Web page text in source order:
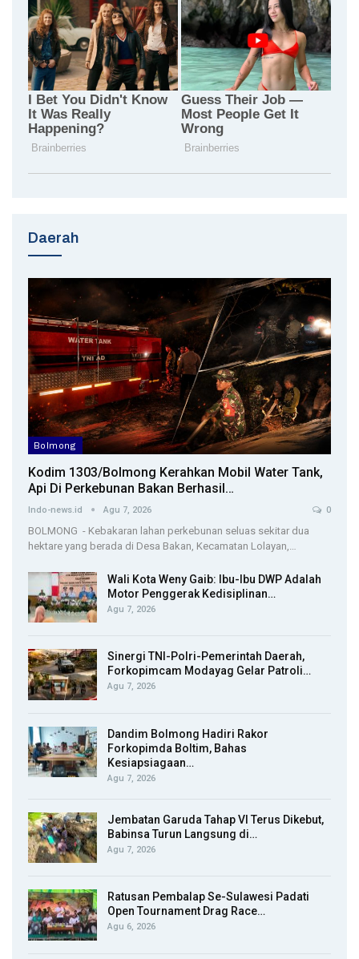
Daerah
Bolmong
Kodim 1303/Bolmong Kerahkan Mobil Water Tank,
Api Di Perkebunan Bakan Berhasil…
Indo-news.id Agu 7, 2026 0
BOLMONG - Kebakaran lahan perkebunan seluas sekitar dua
hektare yang berada di Desa Bakan, Kecamatan Lolayan,…
Wali Kota Weny Gaib: Ibu-Ibu DWP Adalah
Motor Penggerak Kedisiplinan…
Agu 7, 2026
Sinergi TNI-Polri-Pemerintah Daerah,
Forkopimcam Modayag Gelar Patroli…
Agu 7, 2026
Dandim Bolmong Hadiri Rakor
Forkopimda Boltim, Bahas
Kesiapsiagaan…
Agu 7, 2026
Jembatan Garuda Tahap VI Terus Dikebut,
Babinsa Turun Langsung di…
Agu 7, 2026
Ratusan Pembalap Se-Sulawesi Padati
Open Tournament Drag Race…
Agu 6, 2026